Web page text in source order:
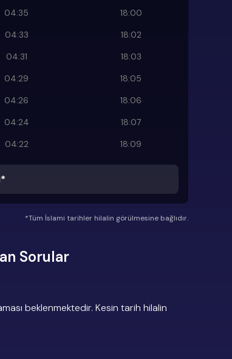
04:35
18:00
04:33
18:02
04:31
18:03
04:29
18:05
04:26
18:06
04:24
18:07
04:22 18:09
*Tüm İslami tarihler hilalin görülmesine bağlıdır.
Sorular
beklenmektedir. Kesin tarih hilalin